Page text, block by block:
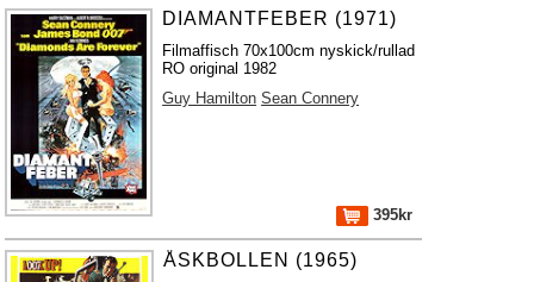
DIAMANTFEBER (1971)
Filmaffisch 70x100cm nyskick/rullad
RO original 1982
Guy Hamilton Sean Connery
395kr
ÅSKBOLLEN (1965)